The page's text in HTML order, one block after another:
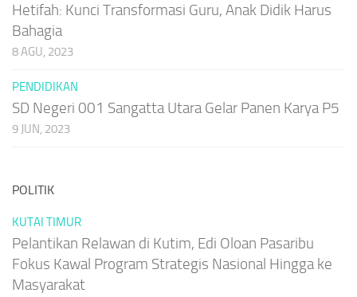
Hetifah: Kunci Transformasi Guru, Anak Didik Harus
Bahagia
8 AGU, 2023
PENDIDIKAN
SD Negeri 001 Sangatta Utara Gelar Panen Karya P5
9 JUN, 2023
POLITIK
KUTAI TIMUR
Pelantikan Relawan di Kutim, Edi Oloan Pasaribu
Fokus Kawal Program Strategis Nasional Hingga ke
Masyarakat